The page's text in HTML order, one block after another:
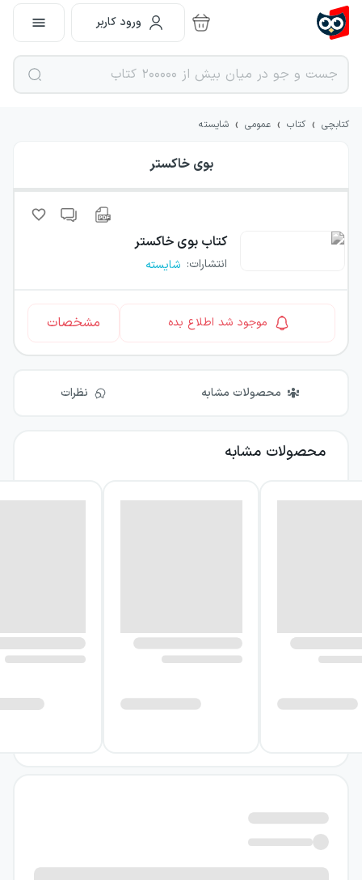
ورود کاربر
کتابچی › کتاب › عمومی › شایسته
بوی خاکستر
کتاب بوی خاکستر
انتشارات: شایسته
موجود شد اطلاع بده مشخصات
محصولات مشابه نظرات
محصولات مشابه